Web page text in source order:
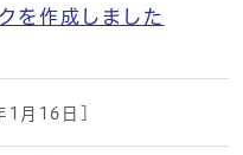
を作成しました
1月16日]